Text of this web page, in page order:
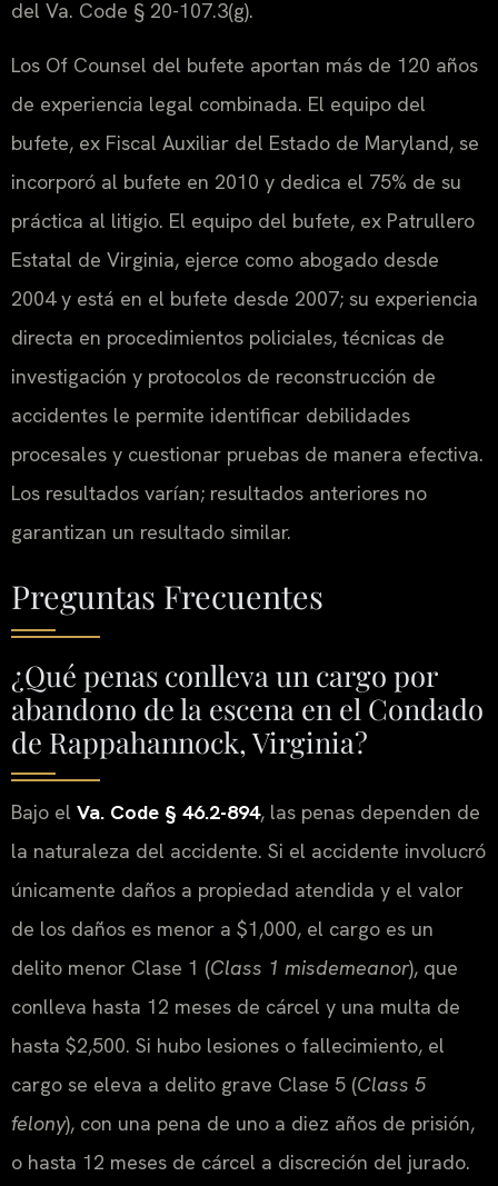
del Va. Code § 20-107.3(g).
Los Of Counsel del bufete aportan más de 120 años
de experiencia legal combinada. El equipo del
bufete, ex Fiscal Auxiliar del Estado de Maryland, se
incorporó al bufete en 2010 y dedica el 75% de su
práctica al litigio. El equipo del bufete, ex Patrullero
Estatal de Virginia, ejerce como abogado desde
2004 y está en el bufete desde 2007; su experiencia
directa en procedimientos policiales, técnicas de
investigación y protocolos de reconstrucción de
accidentes le permite identificar debilidades
procesales y cuestionar pruebas de manera efectiva.
Los resultados varían; resultados anteriores no
garantizan un resultado similar.
Preguntas Frecuentes
¿Qué penas conlleva un cargo por
abandono de la escena en el Condado
de Rappahannock, Virginia?
Bajo el Va. Code § 46.2-894, las penas dependen de
la naturaleza del accidente. Si el accidente involucró
únicamente daños a propiedad atendida y el valor
de los daños es menor a $1,000, el cargo es un
delito menor Clase 1 (Class 1 misdemeanor), que
conlleva hasta 12 meses de cárcel y una multa de
hasta $2,500. Si hubo lesiones o fallecimiento, el
cargo se eleva a delito grave Clase 5 (Class 5
felony), con una pena de uno a diez años de prisión,
o hasta 12 meses de cárcel a discreción del jurado.